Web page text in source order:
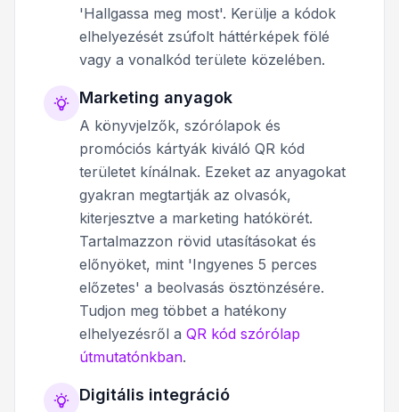
'Hallgassa meg most'. Kerülje a kódok
elhelyezését zsúfolt háttérképek fölé
vagy a vonalkód területe közelében.
Marketing anyagok
A könyvjelzők, szórólapok és
promóciós kártyák kiváló QR kód
területet kínálnak. Ezeket az anyagokat
gyakran megtartják az olvasók,
kiterjesztve a marketing hatókörét.
Tartalmazzon rövid utasításokat és
előnyöket, mint 'Ingyenes 5 perces
előzetes' a beolvasás ösztönzésére.
Tudjon meg többet a hatékony
elhelyezésről a QR kód szórólap
útmutatónkban.
Digitális integráció